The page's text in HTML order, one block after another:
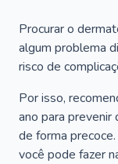
Procurar o
algum problema
risco de
Por isso,
ano para
de forma
você pode fazer